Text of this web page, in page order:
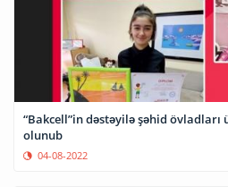
“Bakcell”in dəstəyilə şəhid övladları
olunub
04-08-2022